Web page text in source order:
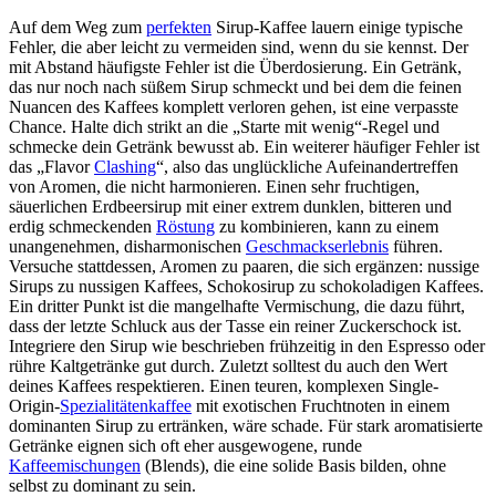
Auf dem Weg zum perfekten Sirup-Kaffee lauern einige typische
Fehler, die aber leicht zu vermeiden sind, wenn du sie kennst. Der
mit Abstand häufigste Fehler ist die Überdosierung. Ein Getränk,
das nur noch nach süßem Sirup schmeckt und bei dem die feinen
Nuancen des Kaffees komplett verloren gehen, ist eine verpasste
Chance. Halte dich strikt an die „Starte mit wenig“-Regel und
schmecke dein Getränk bewusst ab. Ein weiterer häufiger Fehler ist
das „FlavorClashing“, also das unglückliche Aufeinandertreffen
von Aromen, die nicht harmonieren. Einen sehr fruchtigen,
säuerlichen Erdbeersirup mit einer extrem dunklen, bitteren und
erdig schmeckenden Röstung zu kombinieren, kann zu einem
unangenehmen, disharmonischen Geschmackserlebnis führen.
Versuche stattdessen, Aromen zu paaren, die sich ergänzen: nussige
Sirups zu nussigen Kaffees, Schokosirup zu schokoladigen Kaffees.
Ein dritter Punkt ist die mangelhafte Vermischung, die dazu führt,
dass der letzte Schluck aus der Tasse ein reiner Zuckerschock ist.
Integriere den Sirup wie beschrieben frühzeitig in den Espresso oder
rühre Kaltgetränke gut durch. Zuletzt solltest du auch den Wert
deines Kaffees respektieren. Einen teuren, komplexen Single-
Origin-Spezialitätenkaffee mit exotischen Fruchtnoten in einem
dominanten Sirup zu ertränken, wäre schade. Für stark aromatisierte
Getränke eignen sich oft eher ausgewogene, runde
Kaffeemischungen (Blends), die eine solide Basis bilden, ohne
selbst zu dominant zu sein.